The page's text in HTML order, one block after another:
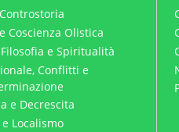
Coscienza Olistica
e Spiritualità
Conflitti e
e Decrescita
Localismo